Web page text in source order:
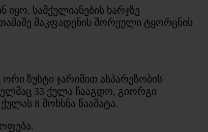
სამქულიანების ხარჯზე
მაკფადენის შორეული ტყორცნის
ზუსტი ჯარიმით ასპარეზობის
33 ქულა ჩააგდო, გიორგი
8 მოხსნა წაამატა.